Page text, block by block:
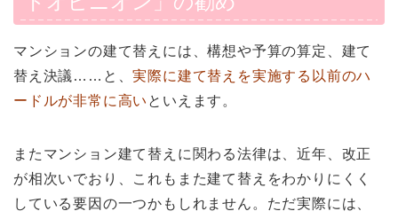
マンションの建て替えには、構想や予算の算定、建て
替え決議……と、実際に建て替えを実施する以前のハ
ードルが非常に高い といえます。
またマンション建て替えに関わる法律は、近年、改正
が相次いでおり、これもまた建て替えをわかりにくく
している要因の一つかもしれません。ただ実際には、